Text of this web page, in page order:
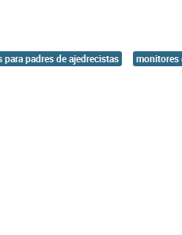
para padres de ajedrecistas monitores